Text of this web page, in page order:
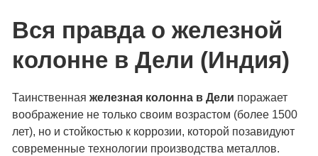
Вся правда о железной
колонне в Дели (Индия)
Таинственная железная колонна в Дели поражает
воображение не только своим возрастом (более 1500
лет), но и стойкостью к коррозии, которой позавидуют
современные технологии производства металлов.